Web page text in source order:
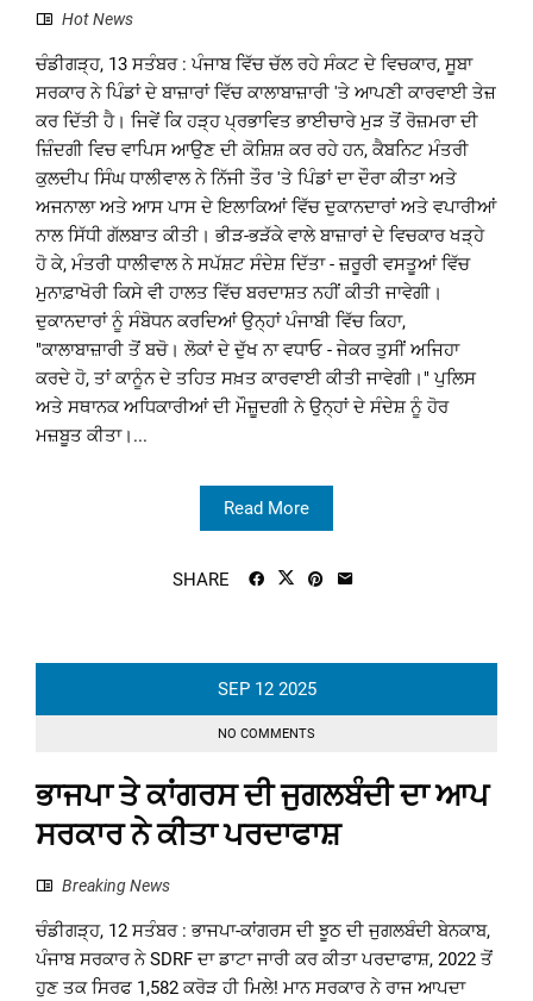
Hot News
ਚੰਡੀਗੜ੍ਹ, 13 ਸਤੰਬਰ : ਪੰਜਾਬ ਵਿੱਚ ਚੱਲ ਰਹੇ ਸੰਕਟ ਦੇ ਵਿਚਕਾਰ, ਸੂਬਾ
ਸਰਕਾਰ ਨੇ ਪਿੰਡਾਂ ਦੇ ਬਾਜ਼ਾਰਾਂ ਵਿੱਚ ਕਾਲਾਬਾਜ਼ਾਰੀ 'ਤੇ ਆਪਣੀ ਕਾਰਵਾਈ ਤੇਜ਼
ਕਰ ਦਿੱਤੀ ਹੈ। ਜਿਵੇਂ ਕਿ ਹੜ੍ਹ ਪ੍ਰਭਾਵਿਤ ਭਾਈਚਾਰੇ ਮੁੜ ਤੋਂ ਰੋਜ਼ਮਰਾ ਦੀ
ਜ਼ਿੰਦਗੀ ਵਿਚ ਵਾਪਿਸ ਆਉਣ ਦੀ ਕੋਸ਼ਿਸ਼ ਕਰ ਰਹੇ ਹਨ, ਕੈਬਨਿਟ ਮੰਤਰੀ
ਕੁਲਦੀਪ ਸਿੰਘ ਧਾਲੀਵਾਲ ਨੇ ਨਿੱਜੀ ਤੌਰ 'ਤੇ ਪਿੰਡਾਂ ਦਾ ਦੌਰਾ ਕੀਤਾ ਅਤੇ
ਅਜਨਾਲਾ ਅਤੇ ਆਸ ਪਾਸ ਦੇ ਇਲਾਕਿਆਂ ਵਿੱਚ ਦੁਕਾਨਦਾਰਾਂ ਅਤੇ ਵਪਾਰੀਆਂ
ਨਾਲ ਸਿੱਧੀ ਗੱਲਬਾਤ ਕੀਤੀ। ਭੀੜ-ਭੜੱਕੇ ਵਾਲੇ ਬਾਜ਼ਾਰਾਂ ਦੇ ਵਿਚਕਾਰ ਖੜ੍ਹੇ
ਹੋ ਕੇ, ਮੰਤਰੀ ਧਾਲੀਵਾਲ ਨੇ ਸਪੱਸ਼ਟ ਸੰਦੇਸ਼ ਦਿੱਤਾ - ਜ਼ਰੂਰੀ ਵਸਤੂਆਂ ਵਿੱਚ
ਮੁਨਾਫ਼ਾਖੋਰੀ ਕਿਸੇ ਵੀ ਹਾਲਤ ਵਿੱਚ ਬਰਦਾਸ਼ਤ ਨਹੀਂ ਕੀਤੀ ਜਾਵੇਗੀ।
ਦੁਕਾਨਦਾਰਾਂ ਨੂੰ ਸੰਬੋਧਨ ਕਰਦਿਆਂ ਉਨ੍ਹਾਂ ਪੰਜਾਬੀ ਵਿੱਚ ਕਿਹਾ,
"ਕਾਲਾਬਾਜ਼ਾਰੀ ਤੋਂ ਬਚੋ। ਲੋਕਾਂ ਦੇ ਦੁੱਖ ਨਾ ਵਧਾਓ - ਜੇਕਰ ਤੁਸੀਂ ਅਜਿਹਾ
ਕਰਦੇ ਹੋ, ਤਾਂ ਕਾਨੂੰਨ ਦੇ ਤਹਿਤ ਸਖ਼ਤ ਕਾਰਵਾਈ ਕੀਤੀ ਜਾਵੇਗੀ।" ਪੁਲਿਸ
ਅਤੇ ਸਥਾਨਕ ਅਧਿਕਾਰੀਆਂ ਦੀ ਮੌਜ਼ੂਦਗੀ ਨੇ ਉਨ੍ਹਾਂ ਦੇ ਸੰਦੇਸ਼ ਨੂੰ ਹੋਰ
ਮਜ਼ਬੂਤ ​​ਕੀਤਾ।...
Read More
SHARE
SEP 12 2025
NO COMMENTS
ਭਾਜਪਾ ਤੇ ਕਾਂਗਰਸ ਦੀ ਜੁਗਲਬੰਦੀ ਦਾ ਆਪ
ਸਰਕਾਰ ਨੇ ਕੀਤਾ ਪਰਦਾਫਾਸ਼
Breaking News
ਚੰਡੀਗੜ੍ਹ, 12 ਸਤੰਬਰ : ਭਾਜਪਾ-ਕਾਂਗਰਸ ਦੀ ਝੂਠ ਦੀ ਜੁਗਲਬੰਦੀ ਬੇਨਕਾਬ,
ਪੰਜਾਬ ਸਰਕਾਰ ਨੇ SDRF ਦਾ ਡਾਟਾ ਜਾਰੀ ਕਰ ਕੀਤਾ ਪਰਦਾਫਾਸ਼, 2022 ਤੋਂ
ਹੁਣ ਤਕ ਸਿਰਫ 1,582 ਕਰੋੜ ਹੀ ਮਿਲੇ! ਮਾਨ ਸਰਕਾਰ ਨੇ ਰਾਜ ਆਪਦਾ